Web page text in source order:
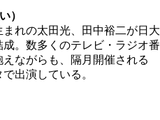
）
れの太田光、田中裕二が日大
。数多くのテレビ・ラジオ番
ながらも、隔月開催される
出演している。